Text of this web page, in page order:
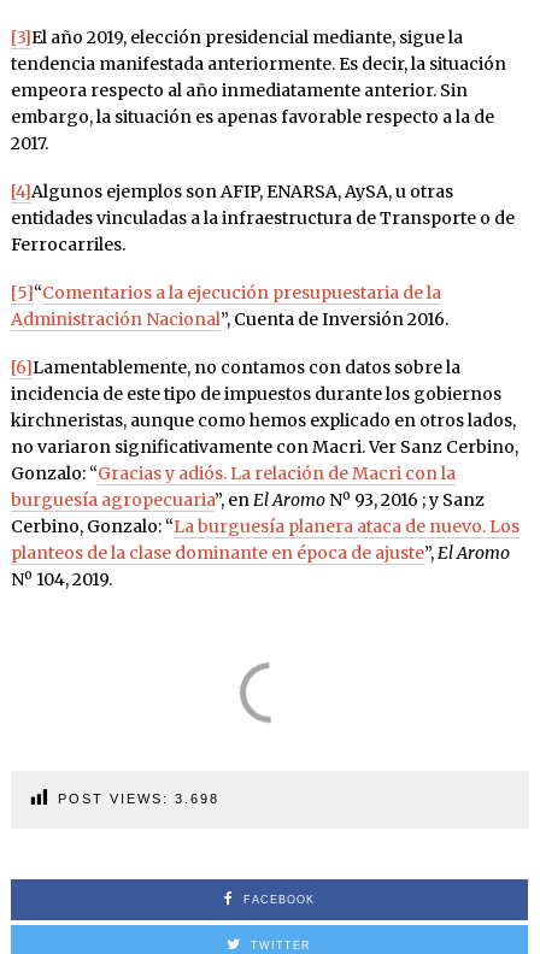
[3]El año 2019, elección presidencial mediante, sigue la
tendencia manifestada anteriormente. Es decir, la situación
empeora respecto al año inmediatamente anterior. Sin
embargo, la situación es apenas favorable respecto a la de
2017.
[4]Algunos ejemplos son AFIP, ENARSA, AySA, u otras
entidades vinculadas a la infraestructura de Transporte o de
Ferrocarriles.
[5]“Comentarios a la ejecución presupuestaria de la
Administración Nacional”, Cuenta de Inversión 2016.
[6]Lamentablemente, no contamos con datos sobre la
incidencia de este tipo de impuestos durante los gobiernos
kirchneristas, aunque como hemos explicado en otros lados,
no variaron significativamente con Macri. Ver Sanz Cerbino,
Gonzalo: “Gracias y adiós. La relación de Macri con la
burguesía agropecuaria”, enEl AromoNº 93, 2016 ; y Sanz
Cerbino, Gonzalo: “La burguesía planera ataca de nuevo. Los
planteos de la clase dominante en época de ajuste”,El Aromo
Nº 104, 2019.
POST VIEWS: 3.698
FACEBOOK
TWITTER